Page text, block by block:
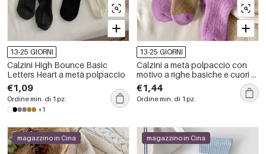
13-25 GIORNI
Calzini High Bounce Basic
Letters Heart a metà polpaccio
€1,09
Ordine min. di 1 pz.
+1
13-25 GIORNI
Calzini a metà polpaccio con
motivo a righe basiche e cuori a
contrasto di colore,
leggermente elasticizzati.
€1,44
Ordine min. di 1 pz.
magazzino in Cina magazzino in Cina